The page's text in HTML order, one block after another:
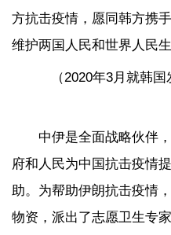
方抗击疫情，愿同韩方携
维护两国人民和世界人民
（2020年3月就韩
中伊是全面战略伙伴
府和人民为中国抗击疫情
助。为帮助伊朗抗击疫情
物资，派出了志愿卫生专